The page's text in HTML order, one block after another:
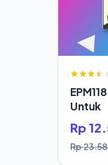
Untuk
Rp
Rp